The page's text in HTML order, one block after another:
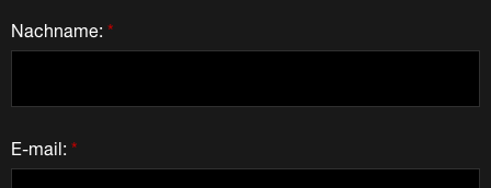
*
Nachname:
*
E-mail: